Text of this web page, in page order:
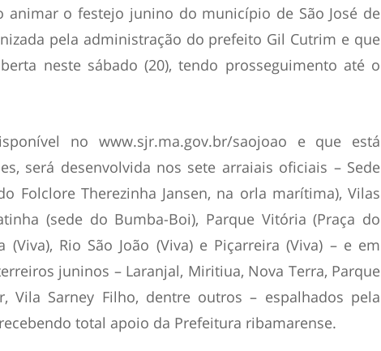
animar o festejo junino do município de São José de
pela administração do prefeito Gil Cutrim e que
neste sábado (20), tendo prosseguimento até o
no www.sjr.ma.gov.br/saojoao e que está
será desenvolvida nos sete arraiais oficiais – Sede
Folclore Therezinha Jansen, na orla marítima), Vilas
(sede do Bumba-Boi), Parque Vitória (Praça do
(Viva), Rio São João (Viva) e Piçarreira (Viva) – e em
juninos – Laranjal, Miritiua, Nova Terra, Parque
Vila Sarney Filho, dentre outros – espalhados pela
total apoio da Prefeitura ribamarense.